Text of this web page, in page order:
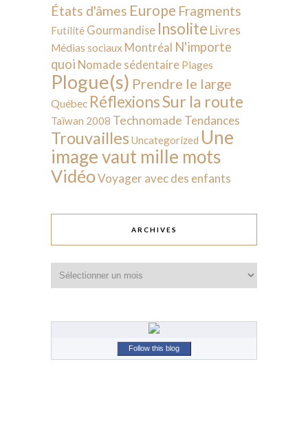
États d'âmes Europe Fragments
Futilité Gourmandise Insolite Livres
Médias sociaux Montréal N'importe
quoi Nomade sédentaire Plages
Plogue(s) Prendre le large
Québec RéflexionsSur la route
Taïwan 2008 Technomade Tendances
Trouvailles Uncategorized Une
image vaut mille mots
VidéoVoyager avec des enfants
ARCHIVES
Follow this blog